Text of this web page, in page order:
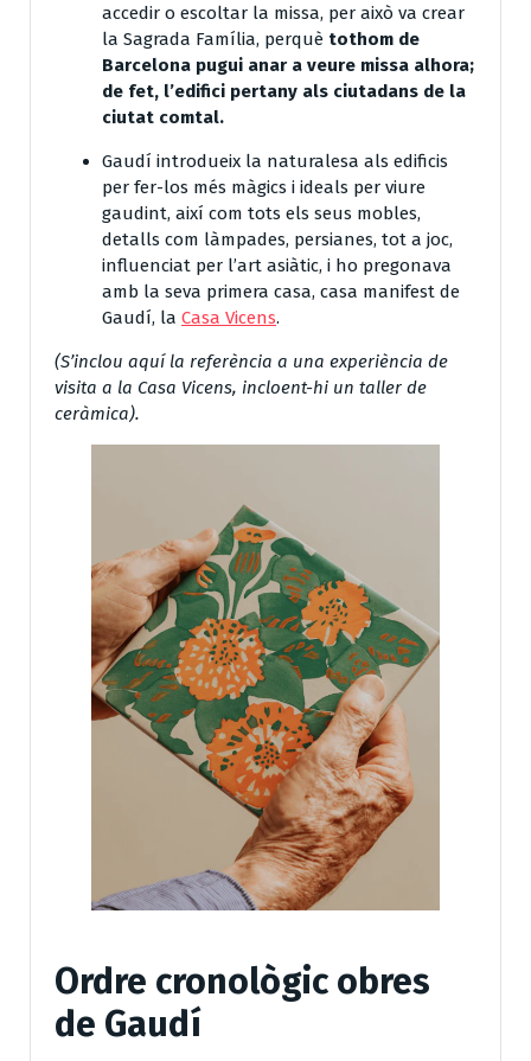
accedir o escoltar la missa, per això va crear
la Sagrada Família, perquè tothom de
Barcelona pugui anar a veure missa alhora;
de fet, l’edifici pertany als ciutadans de la
ciutat comtal.
Gaudí introdueix la naturalesa als edificis
per fer-los més màgics i ideals per viure
gaudint, així com tots els seus mobles,
detalls com làmpades, persianes, tot a joc,
influenciat per l’art asiàtic, i ho pregonava
amb la seva primera casa, casa manifest de
Gaudí, la Casa Vicens.
(S’inclou aquí la referència a una experiència de
visita a la Casa Vicens, incloent-hi un taller de
ceràmica).
Ordre cronològic obres
de Gaudí